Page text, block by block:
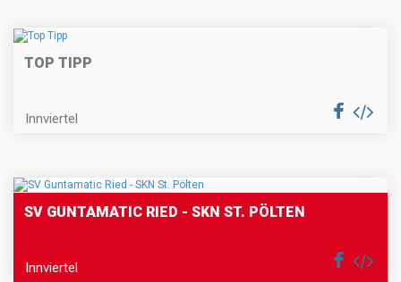
TOP TIPP
Innviertel
SV GUNTAMATIC RIED - SKN ST. PÖLTEN
Innviertel